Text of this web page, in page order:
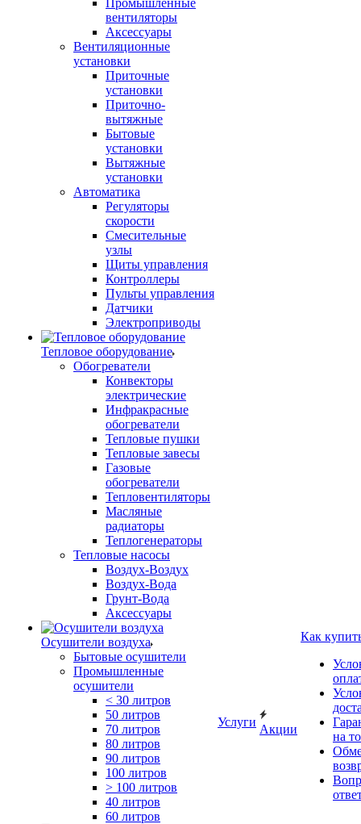
Промышленные
вентиляторы
Аксессуары
Вентиляционные
установки
Приточные
установки
Приточно-
вытяжные
Бытовые
установки
Вытяжные
установки
Автоматика
Регуляторы
скорости
Смесительные
узлы
Щиты управления
Контроллеры
Пульты управления
Датчики
Электроприводы
Тепловое оборудование
Обогреватели
Конвекторы
электрические
Инфракрасные
обогреватели
Тепловые пушки
Тепловые завесы
Газовые
обогреватели
Тепловентиляторы
Масляные
радиаторы
Теплогенераторы
Тепловые насосы
Воздух-Воздух
Воздух-Вода
Грунт-Вода
Аксессуары
Осушители воздуха
Бытовые осушители
Промышленные
осушители
< 30 литров
50 литров
70 литров
80 литров
90 литров
100 литров
> 100 литров
40 литров
60 литров
Услуги
Акции
Как
на